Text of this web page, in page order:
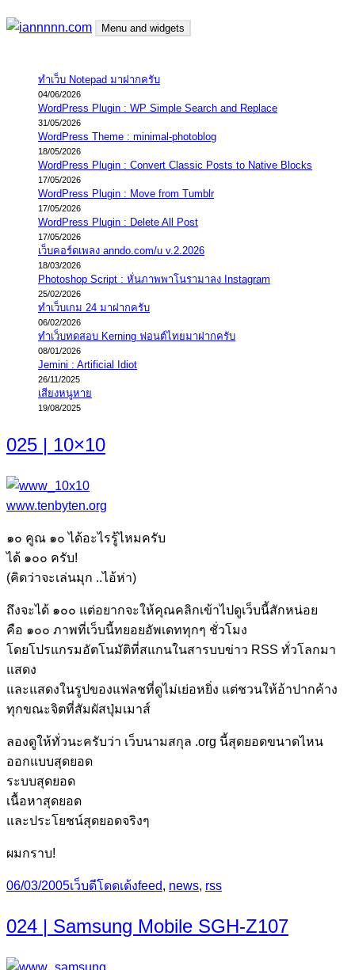
Skip
iannnnn.com
Menu and widgets
ทำเว็บ Notepad มาฝากครับ
04/06/2026
WordPress Plugin : WP Simple Search and Replace
31/05/2026
WordPress Theme : minimal-photoblog
18/05/2026
WordPress Plugin : Convert Classic Posts to Native Blocks
17/05/2026
WordPress Plugin : Move from Tumblr
17/05/2026
WordPress Plugin : Delete All Post
17/05/2026
เว็บคอร์ดเพลง anndo.com/u v.2.2026
18/03/2026
Photoshop Script : หั่นภาพพาโนรามาลง Instagram
25/02/2026
ทำเว็บเกม 24 มาฝากครับ
06/02/2026
ทำเว็บทดสอบ Kerning ฟอนต์ไทยมาฝากครับ
08/01/2026
Jemini : Artificial Idiot
26/11/2025
เสียงหนูหาย
19/08/2025
025 | 10×10
www.tenbyten.org
๑๐ คูณ ๑๐ ได้อะไรรู้ไหมครับ
ได้ ๑๐๐ ครับ!
(คิดว่าจะเล่นมุก ..ไอ้ห่า)
ถึงจะได้ ๑๐๐ แต่อยากจะให้คุณคลิกเข้าไปดูเว็บนี้สักหน่อย
คือ ๑๐๐ ภาพที่เว็บนี้ทยอยอัพเดททุกๆ ชั่วโมง
โดยโปรแกรมอัตโนมัติที่สแกนในสารบบข่าว RSS ทั่วโลกมา
แสดง
และแสดงในรูปของแฟลชที่ดูไม่เย่อหยิ่ง แต่ชวนให้อ้าปากค้าง
ทุกขณะจิตที่สัมผัสปุ่มเมาส์
ลองดูให้ทั่วนะครับว่า เว็บนามสกุล .org นี้สุดยอดขนาดไหน
ออกแบบสุดยอด
ระบบสุดยอด
เนื้อหาสุดยอด
และประโยชน์สุดยอดจริงๆ
ผมกราบ!
Posted
06/03/2005Categories
เว็บดีโดดเด้งTags
feed, news, rss
024 | Samsung Mobile SGH-Z107